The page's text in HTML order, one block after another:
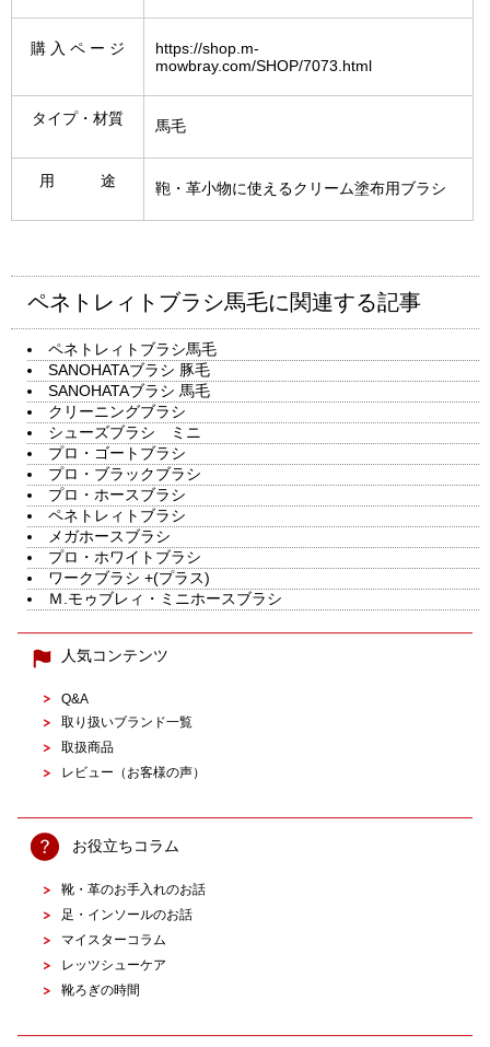
購 入 ペ ー ジ
https://shop.m-
mowbray.com/SHOP/7073.html
タイプ・材質 馬毛
用 途 鞄・革小物に使えるクリーム塗布用ブラシ
ペネトレィトブラシ馬毛に関連する記事
ペネトレィトブラシ馬毛
SANOHATAブラシ 豚毛
SANOHATAブラシ 馬毛
クリーニングブラシ
シューズブラシ ミニ
プロ・ゴートブラシ
プロ・ブラックブラシ
プロ・ホースブラシ
ペネトレィトブラシ
メガホースブラシ
プロ・ホワイトブラシ
ワークブラシ +(プラス)
Ｍ.モゥブレィ・ミニホースブラシ
人気コンテンツ
Q&A
取り扱いブランド一覧
取扱商品
レビュー（お客様の声）
お役立ちコラム
靴・革のお手入れのお話
足・インソールのお話
マイスターコラム
レッツシューケア
靴ろぎの時間